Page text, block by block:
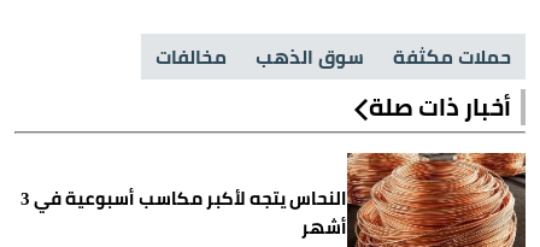
حملات مكثفة سوق الذهب مخالفات
أخبار ذات صلة
النحاس يتجه لأكبر مكاسب أسبوعية في 3
أشهر